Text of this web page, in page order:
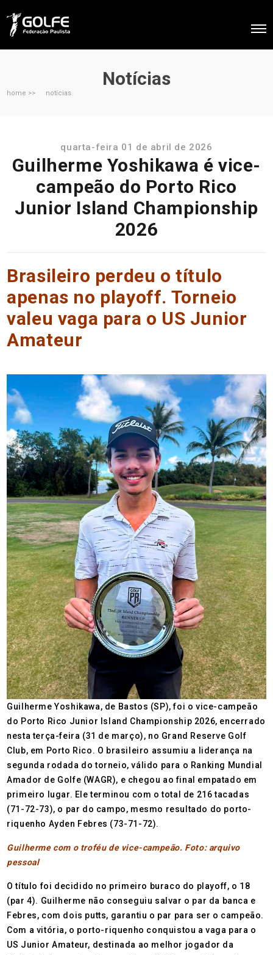
Notícias
home >> notícias
quarta-feira 01 de abril de 2026
Guilherme Yoshikawa é vice-
campeão do Porto Rico
Junior Island Championship
2026
Brasileiro perdeu o título
apenas no playoff. Torneio
valeu vaga para o US Junior
Amateur
Guilherme Yoshikawa, de Bastos (SP), foi o vice-campeão
do Porto Rico Junior Island Championship 2026, encerrado
nesta terça-feira (31 de março), no Grand Reserve Golf
Club, em Porto Rico. O brasileiro assumiu a liderança na
segunda rodada do torneio, válido para o Ranking Mundial
Amador de Golfe (WAGR), e chegou ao final empatado em
primeiro lugar. Ele terminou com o total de 216 tacadas
(71-72-73), o par do campo, mesmo resultado do porto-
riquenho Ayden Febres (73-71-72).
Guilherme com o troféu de vice-campeão. Foto: arquivo
pessoal
O título foi decidido no primeiro buraco do playoff, o 18
(par 4). Guilherme não conseguiu salvar o par da banca e
Febres, com dois putts, garantiu o par para ser o campeão.
Com a vitória, o porto-riquenho conquistou a vaga para o
US Junior Amateur, destinada ao melhor jogador da